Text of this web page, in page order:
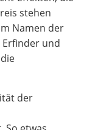
stehen
Namen der
und
der